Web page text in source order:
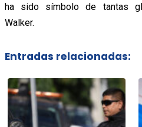
ha sido símbolo de tantas
Walker.
Entradas relacionadas: